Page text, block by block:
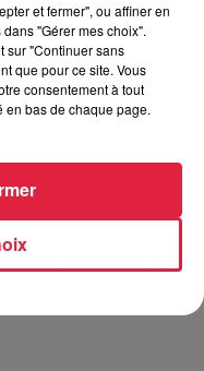
votre propre petit
rose éternelle ! Vous
�xÉ Date : mercredi
Durée : 30/45 min
: par messenger ou
et fermer", ou affiner en
"Gérer mes choix".
sur "Continuer sans
que pour ce site. Vous
consentement à tout
en bas de chaque page.